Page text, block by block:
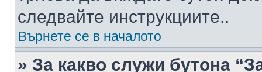
следвайте инструкциите..
Върнете се в началото
» За какво служи бутона